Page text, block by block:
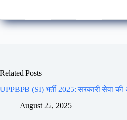
Related Posts
UPPBPB (SI) भर्ती 2025: सरकारी सेवा की
August 22, 2025